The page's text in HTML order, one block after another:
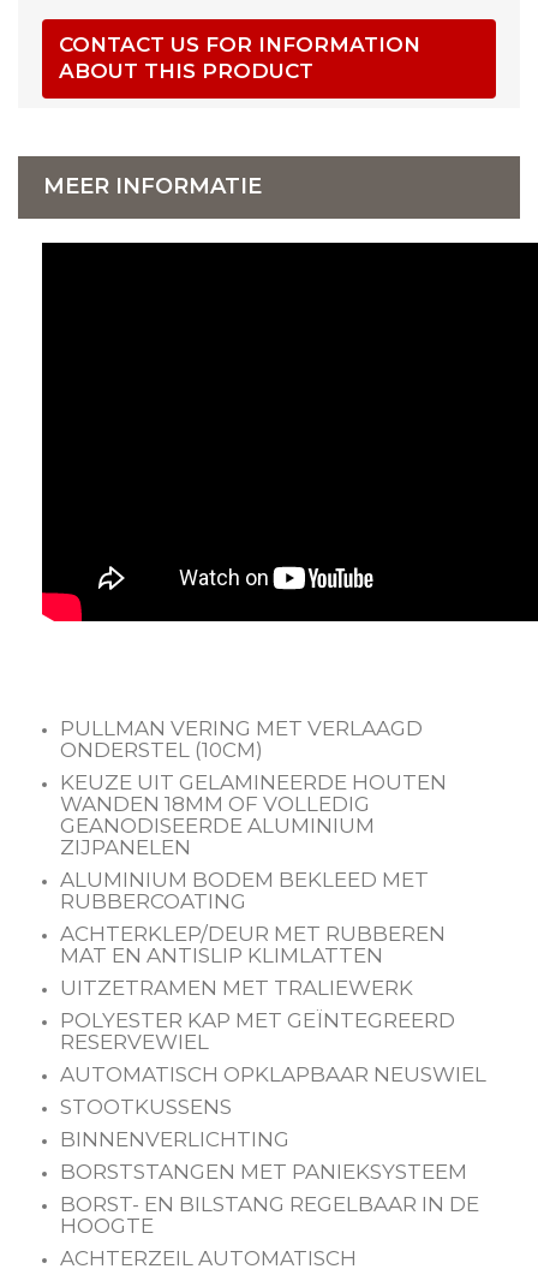
CONTACT US FOR INFORMATION
ABOUT THIS PRODUCT
MEER INFORMATIE
PULLMAN VERING MET VERLAAGD
ONDERSTEL (10CM)
KEUZE UIT GELAMINEERDE HOUTEN
WANDEN 18MM OF VOLLEDIG
GEANODISEERDE ALUMINIUM
ZIJPANELEN
ALUMINIUM BODEM BEKLEED MET
RUBBERCOATING
ACHTERKLEP/DEUR MET RUBBEREN
MAT EN ANTISLIP KLIMLATTEN
UITZETRAMEN MET TRALIEWERK
POLYESTER KAP MET GEÏNTEGREERD
RESERVEWIEL
AUTOMATISCH OPKLAPBAAR NEUSWIEL
STOOTKUSSENS
BINNENVERLICHTING
BORSTSTANGEN MET PANIEKSYSTEEM
BORST- EN BILSTANG REGELBAAR IN DE
HOOGTE
ACHTERZEIL AUTOMATISCH